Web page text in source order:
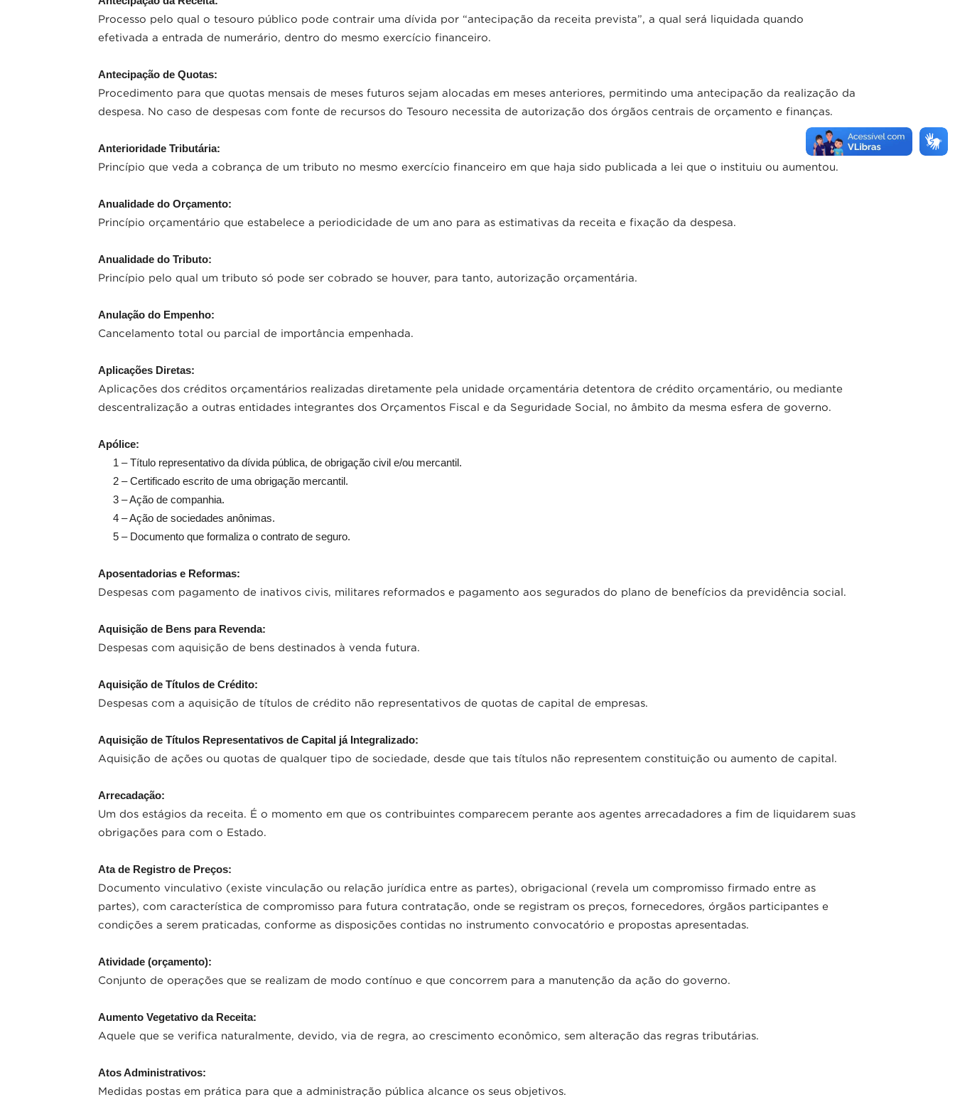
Processo pelo qual o tesouro público pode contrair uma dívida por “antecipação da receita prevista”, a qual será liquidada quando
efetivada a entrada de numerário, dentro do mesmo exercício financeiro.
Antecipação de Quotas:
Procedimento para que quotas mensais de meses futuros sejam alocadas em meses anteriores, permitindo uma antecipação da realização da
despesa. No caso de despesas com fonte de recursos do Tesouro necessita de autorização dos órgãos centrais de orçamento e finanças.
Anterioridade Tributária:
Princípio que veda a cobrança de um tributo no mesmo exercício financeiro em que haja sido publicada a lei que o instituiu ou aumentou.
Anualidade do Orçamento:
Princípio orçamentário que estabelece a periodicidade de um ano para as estimativas da receita e fixação da despesa.
Anualidade do Tributo:
Princípio pelo qual um tributo só pode ser cobrado se houver, para tanto, autorização orçamentária.
Anulação do Empenho:
Cancelamento total ou parcial de importância empenhada.
Aplicações Diretas:
Aplicações dos créditos orçamentários realizadas diretamente pela unidade orçamentária detentora de crédito orçamentário, ou mediante
descentralização a outras entidades integrantes dos Orçamentos Fiscal e da Seguridade Social, no âmbito da mesma esfera de governo.
Apólice:
1 – Título representativo da dívida pública, de obrigação civil e/ou mercantil.
2 – Certificado escrito de uma obrigação mercantil.
3 – Ação de companhia.
4 – Ação de sociedades anônimas.
5 – Documento que formaliza o contrato de seguro.
Aposentadorias e Reformas:
Despesas com pagamento de inativos civis, militares reformados e pagamento aos segurados do plano de benefícios da previdência social.
Aquisição de Bens para Revenda:
Despesas com aquisição de bens destinados à venda futura.
Aquisição de Títulos de Crédito:
Despesas com a aquisição de títulos de crédito não representativos de quotas de capital de empresas.
Aquisição de Títulos Representativos de Capital já Integralizado:
Aquisição de ações ou quotas de qualquer tipo de sociedade, desde que tais títulos não representem constituição ou aumento de capital.
Arrecadação:
Um dos estágios da receita. É o momento em que os contribuintes comparecem perante aos agentes arrecadadores a fim de liquidarem suas
obrigações para com o Estado.
Ata de Registro de Preços:
Documento vinculativo (existe vinculação ou relação jurídica entre as partes), obrigacional (revela um compromisso firmado entre as
partes), com característica de compromisso para futura contratação, onde se registram os preços, fornecedores, órgãos participantes e
condições a serem praticadas, conforme as disposições contidas no instrumento convocatório e propostas apresentadas.
Atividade (orçamento):
Conjunto de operações que se realizam de modo contínuo e que concorrem para a manutenção da ação do governo.
Aumento Vegetativo da Receita:
Aquele que se verifica naturalmente, devido, via de regra, ao crescimento econômico, sem alteração das regras tributárias.
Atos Administrativos:
Medidas postas em prática para que a administração pública alcance os seus objetivos.